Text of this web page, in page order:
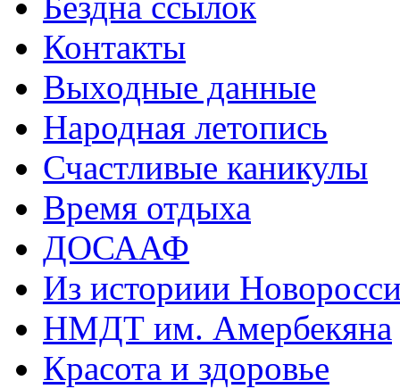
Контакты
Выходные данные
Народная летопись
Счастливые каникулы
Время отдыха
ДОСААФ
Из историии
НМДТ им. Амербекяна
Красота и здоровье